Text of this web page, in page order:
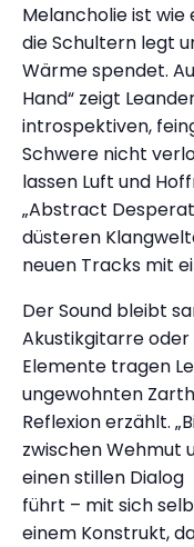
Melancholie ist wie
die Schultern legt
Wärme spendet.
Hand“ zeigt
introspektiven,
Schwere nicht
lassen Luft und
„Abstract
düsteren
neuen Tracks mit
Der Sound bleibt
Akustikgitarre
Elemente tragen
ungewohnten
Reflexion erzählt.
zwischen Wehmut
einen stillen Dialog
führt – mit sich
einem Konstrukt,